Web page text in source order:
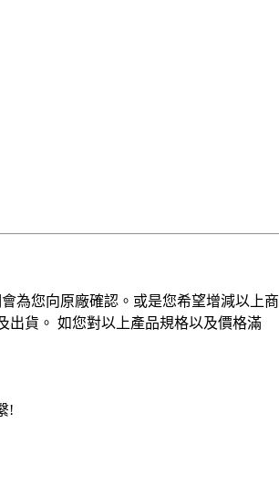
為您向原廠確認。或是您希望增減以上商
出貨。 如您對以上產品規格以及價格滿
!